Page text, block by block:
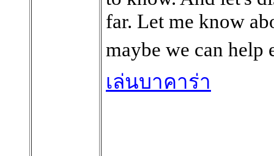
far. Let me know
maybe we can help
เล่นบาคาร่า